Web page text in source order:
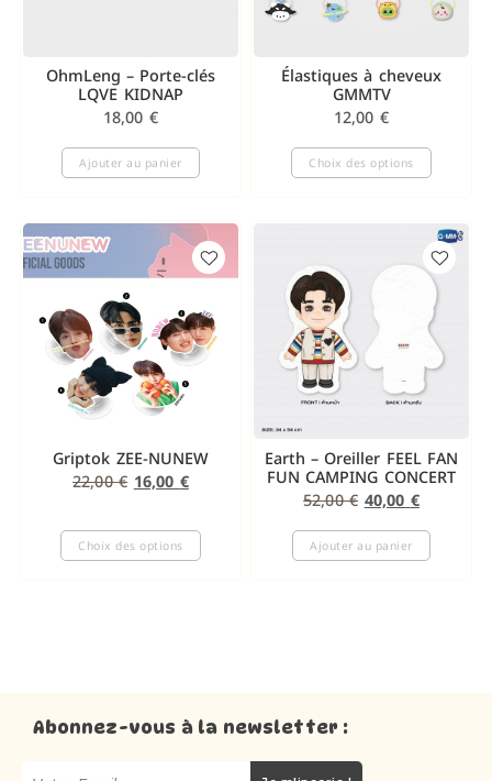
OhmLeng – Porte-clés
LQVE KIDNAP
18,00 €
Ajouter au panier
Élastiques à cheveux
GMMTV
12,00 €
Choix des options
Griptok ZEE-NUNEW
22,00€ 16,00 €
Choix des options
Earth – Oreiller FEEL FAN
FUN CAMPING CONCERT
52,00€ 40,00 €
Ajouter au panier
Abonnez-vous à la newsletter :